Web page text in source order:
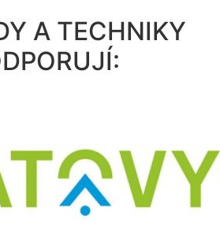
A TECHNIKY